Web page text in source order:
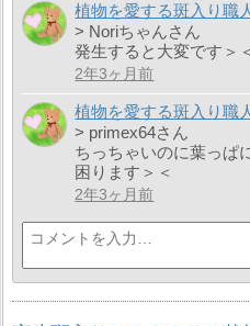
植物を愛する斑入り職
> Noriちゃんさん
発生すると大変です＞＜
2年3ヶ月前
植物を愛する斑入り職
> primex64さん
ちっちゃいのに葉っぱ
困ります＞＜
2年3ヶ月前